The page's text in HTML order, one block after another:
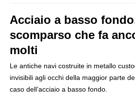
Acciaio a basso
scomparso che fa
molti
Le antiche navi costruite in metallo
invisibili agli occhi della maggior parte
caso dell’acciaio a basso fondo.